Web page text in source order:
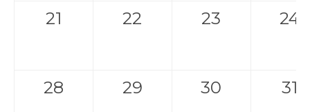
21 22 23 24
28 29 30 31